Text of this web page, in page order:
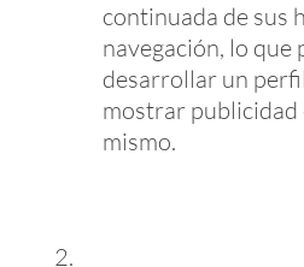
continuada de sus
navegación, lo que
desarrollar un
mostrar publicidad
mismo.